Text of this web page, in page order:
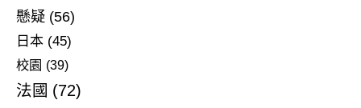
懸疑 (56)
日本 (45)
校園 (39)
法國 (72)